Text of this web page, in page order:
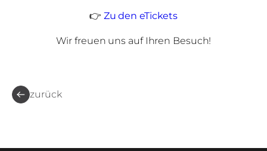
👉 Zu den eTickets
Wir freuen uns auf Ihren Besuch!
zurück